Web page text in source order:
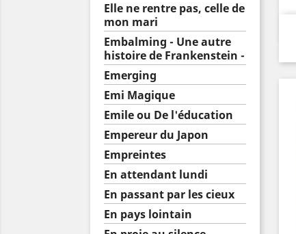
Elle ne rentre pas, celle de
mon mari
Embalming - Une autre
histoire de Frankenstein -
Emerging
Emi Magique
Emile ou De l'éducation
Empereur du Japon
Empreintes
En attendant lundi
En passant par les cieux
En pays lointain